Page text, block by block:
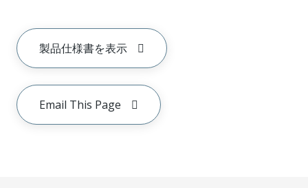
製品仕様書を表示
Email This Page